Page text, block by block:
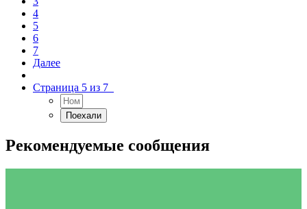
4
5
6
7
Далее
Страница 5 из 7
Рекомендуемые сообщения